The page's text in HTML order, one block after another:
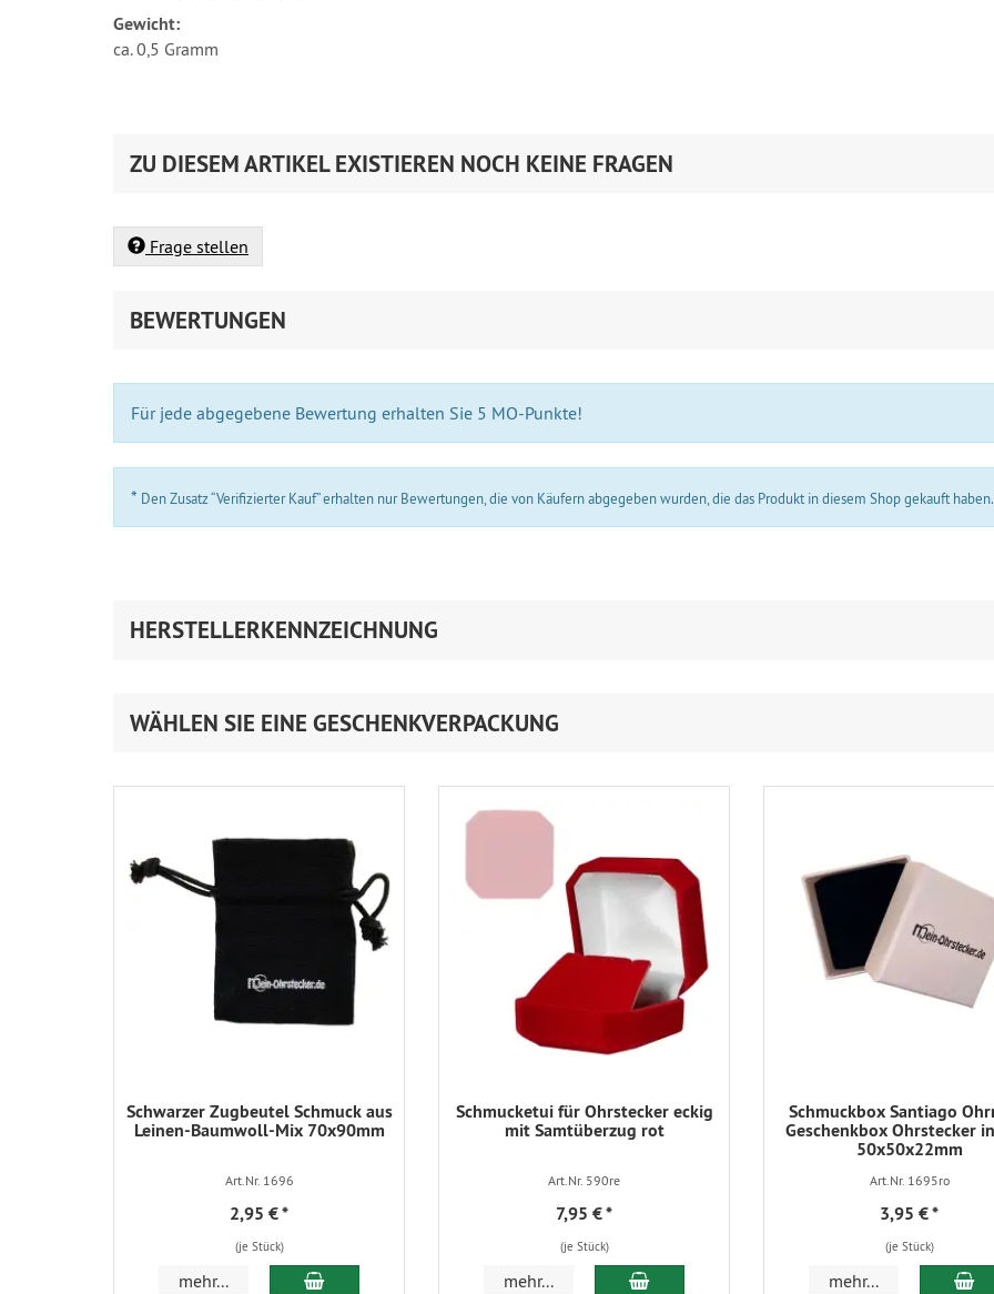
Gewicht:
ca. 0,5 Gramm
ZU DIESEM ARTIKEL EXISTIEREN NOCH KEINE FRAGEN
Frage stellen
BEWERTUNGEN
Für jede abgegebene Bewertung erhalten Sie 5 MO-Punkte!
* Den Zusatz “Verifizierter Kauf” erhalten nur Bewertungen, die von Käufern abgegeben wurden, die das Produkt in diesem Shop gekauft haben.
HERSTELLERKENNZEICHNUNG
WÄHLEN SIE EINE GESCHENKVERPACKUNG
Schwarzer Zugbeutel Schmuck aus
Leinen-Baumwoll-Mix 70x90mm
Art.Nr. 1696
2,95 €*
(je Stück)
mehr... In den Warenkorb
Schmucketui für Ohrstecker eckig
mit Samtüberzug rot
Art.Nr. 590re
7,95 €*
(je Stück)
mehr... In den Warenkorb
Schmuckbox Santiago
Geschenkbox Ohrstecker
50x50x22mm
Art.Nr. 1695ro
3,95 €*
(je Stück)
mehr... In